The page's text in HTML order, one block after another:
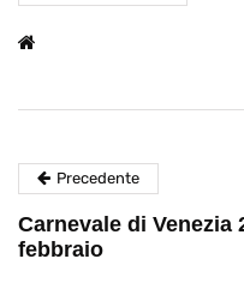
Precedente
Carnevale di Venezia
febbraio